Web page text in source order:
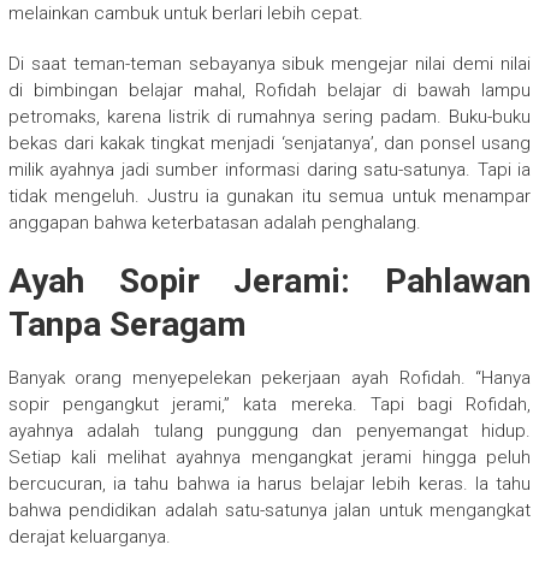
melainkan cambuk untuk berlari lebih cepat.
Di saat teman-teman sebayanya sibuk mengejar nilai demi nilai
di bimbingan belajar mahal, Rofidah belajar di bawah lampu
petromaks, karena listrik di rumahnya sering padam. Buku-buku
bekas dari kakak tingkat menjadi ‘senjatanya’, dan ponsel usang
milik ayahnya jadi sumber informasi daring satu-satunya. Tapi ia
tidak mengeluh. Justru ia gunakan itu semua untuk menampar
anggapan bahwa keterbatasan adalah penghalang.
Ayah Sopir Jerami: Pahlawan
Tanpa Seragam
Banyak orang menyepelekan pekerjaan ayah Rofidah. “Hanya
sopir pengangkut jerami,” kata mereka. Tapi bagi Rofidah,
ayahnya adalah tulang punggung dan penyemangat hidup.
Setiap kali melihat ayahnya mengangkat jerami hingga peluh
bercucuran, ia tahu bahwa ia harus belajar lebih keras. Ia tahu
bahwa pendidikan adalah satu-satunya jalan untuk mengangkat
derajat keluarganya.